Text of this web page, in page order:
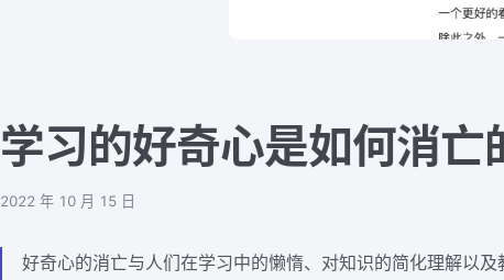
学习的好奇心是如何消亡
2022 年 10 月 15 日
好奇心的消亡与人们在学习中的懒惰、对知识的简化理解以